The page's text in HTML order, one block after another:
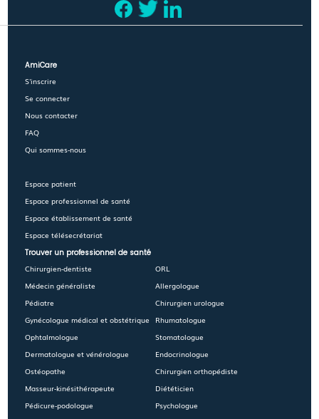
AmiCare
S'inscrire
Se connecter
Nous contacter
FAQ
Qui sommes-nous
Espace patient
Espace professionnel de santé
Espace établissement de santé
Espace télésecrétariat
Trouver un professionnel de santé
Chirurgien-dentiste
Médecin généraliste
Pédiatre
Gynécologue médical et obstétrique
Ophtalmologue
Dermatologue et vénérologue
Ostéopathe
Masseur-kinésithérapeute
Pédicure-podologue
ORL
Allergologue
Chirurgien urologue
Rhumatologue
Stomatologue
Endocrinologue
Chirurgien orthopédiste
Diététicien
Psychologue